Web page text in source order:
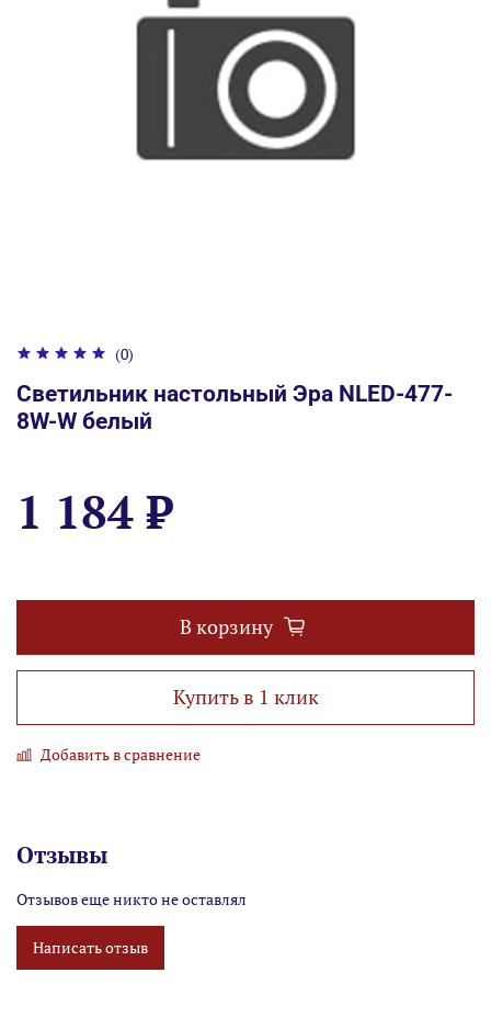
(0)
Светильник настольный Эра NLED-477-
8W-W белый
1 184 ₽
В корзину
Купить в 1 клик
Добавить в сравнение
Отзывы
Отзывов еще никто не оставлял
Написать отзыв